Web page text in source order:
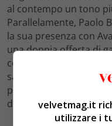
al contempo un tono
Parallelamente, Paolo
la sua presenza con
una doppia offerta di
competitività. Questa
sarà decisiva per
preserale e
della concorrenza
velvetmag.it
utilizzare i